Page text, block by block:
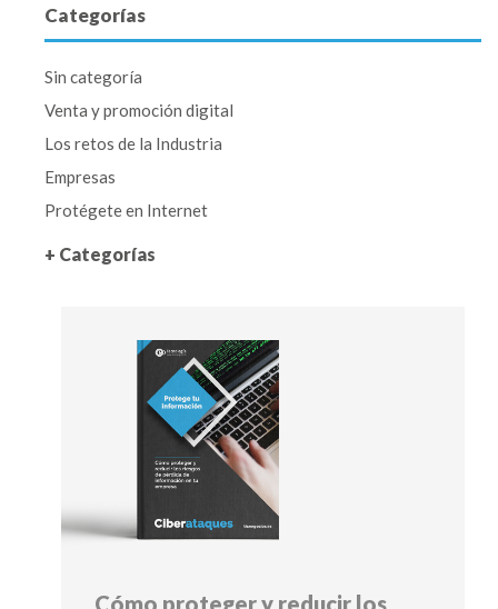
Categorías
Sin categoría
Venta y promoción digital
Los retos de la Industria
Empresas
Protégete en Internet
+ Categorías
Cómo proteger y reducir los